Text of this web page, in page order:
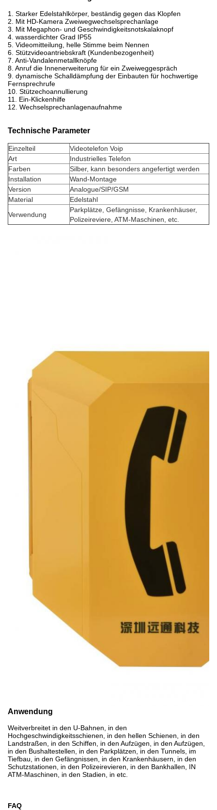
1. Starker Edelstahlkörper, beständig gegen das Klopfen
2. Mit HD-Kamera Zweiwegwechselsprechanlage
3. Mit Megaphon- und Geschwindigkeitsnotskalaknopf
4. wasserdichter Grad IP55
5. Videomitteilung, helle Stimme beim Nennen
6. Stützvideoantriebskraft (Kundenbezogenheit)
7. Anti-Vandalenmetallknöpfe
8. Anruf die Innenerweiterung für ein Zweiweggespräch
9. dynamische Schalldämpfung der Einbauten für hochwertige
Fernsprechrufe
10. Stützechoannullierung
11. Ein-Klickenhilfe
12. Wechselsprechanlagenaufnahme
Technische Parameter
Einzelteil
Videotelefon Voip
Art
Industrielles Telefon
Farben
Silber, kann besonders angefertigt werden
Installation
Wand-Montage
Version
Analogue/SIP/GSM
Material
Edelstahl
Verwendung
Parkplätze, Gefängnisse, Krankenhäuser,
Polizeireviere, ATM-Maschinen, etc.
Anwendung
Weitverbreitet in den U-Bahnen, in den
Hochgeschwindigkeitsschienen, in den hellen Schienen, in den
Landstraßen, in den Schiffen, in den Aufzügen, in den Aufzügen,
in den Bushaltestellen, in den Parkplätzen, in den Tunnels, im
Tiefbau, in den Gefängnissen, in den Krankenhäusern, in den
Schutzstationen, in den Polizeirevieren, in den Bankhallen, IN
ATM-Maschinen, in den Stadien, in etc.
FAQ